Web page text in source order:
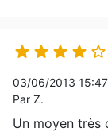
    
03/06/2013 15:47
Par Z.
Un moyen très